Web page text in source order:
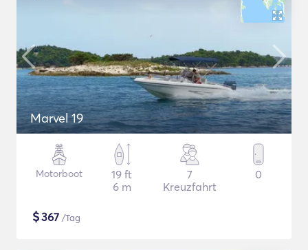
Marvel 19
Motorboot
19 ft
6 m
7
Kreuzfahrt
0
$367 /Tag